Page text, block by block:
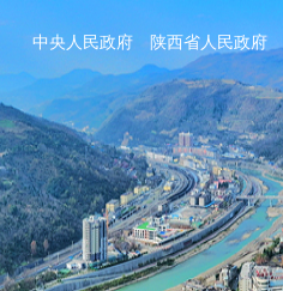
中央人民政府 陕西省人民政府